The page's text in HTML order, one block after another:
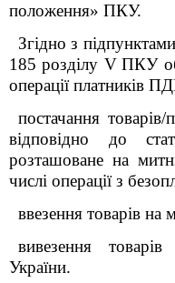
положення» ПКУ.
Згідно з
185розділу V ПКУ
операції платників
постачання
відповідно до
розташоване на
числі операції з
ввезення товарів на
вивезення
України.